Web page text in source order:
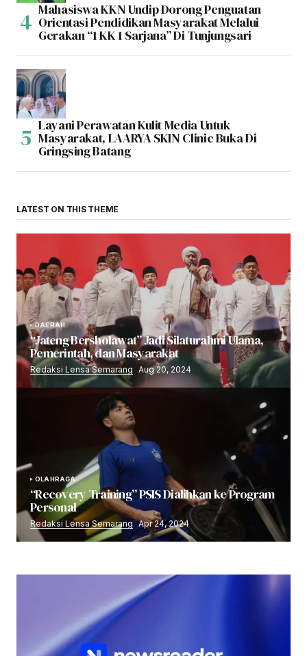
Mahasiswa KKN Undip Dorong Penguatan
Orientasi Pendidikan Masyarakat Melalui
Gerakan “1 KK 1 Sarjana” Di Tunjungsari
Layani Perawatan Kulit Media Untuk
Masyarakat, LAARYA SKIN Clinic Buka Di
Gringsing Batang
LATEST ON THIS THEME
DAERAH
“Jateng Bersholawat” Jadi Silaturahmi Ulama,
Pemerintah, dan Masyarakat
Redaksi Lensa Semarang Aug 20, 2024
OLAHRAGA
“Recovery Training” PSIS Dialihkan ke Program
Personal
Redaksi Lensa Semarang Apr 24, 2024